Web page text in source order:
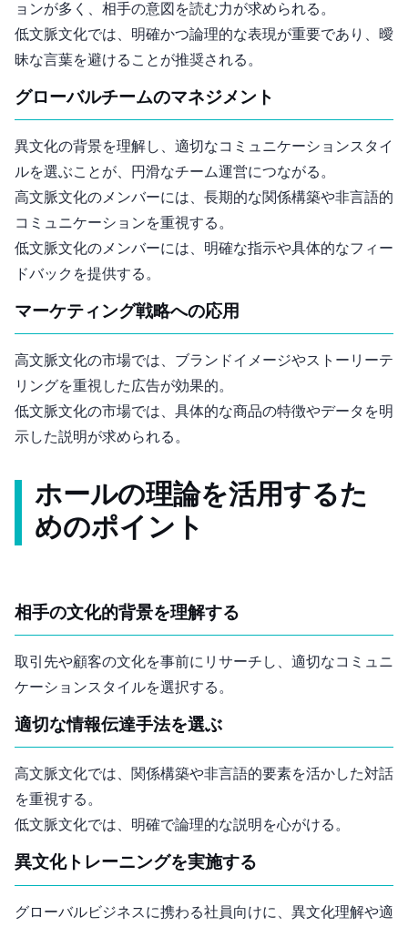
ョンが多く、相手の意図を読む力が求められる。
低文脈文化では、明確かつ論理的な表現が重要であり、曖
昧な言葉を避けることが推奨される。
グローバルチームのマネジメント
異文化の背景を理解し、適切なコミュニケーションスタイ
ルを選ぶことが、円滑なチーム運営につながる。
高文脈文化のメンバーには、長期的な関係構築や非言語的
コミュニケーションを重視する。
低文脈文化のメンバーには、明確な指示や具体的なフィー
ドバックを提供する。
マーケティング戦略への応用
高文脈文化の市場では、ブランドイメージやストーリーテ
リングを重視した広告が効果的。
低文脈文化の市場では、具体的な商品の特徴やデータを明
示した説明が求められる。
ホール(1976)の理論を活用するた
めのポイント
相手の文化的背景を理解する
取引先や顧客の文化を事前にリサーチし、適切なコミュニ
ケーションスタイルを選択する。
適切な情報伝達手法を選ぶ
高文脈文化では、関係構築や非言語的要素を活かした対話
を重視する。
低文脈文化では、明確で論理的な説明を心がける。
異文化トレーニングを実施する
グローバルビジネスに携わる社員向けに、異文化理解や適